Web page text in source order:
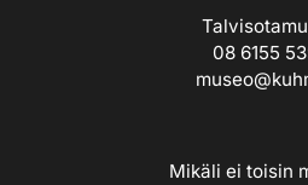
08 6155
Mikäli ei toisin